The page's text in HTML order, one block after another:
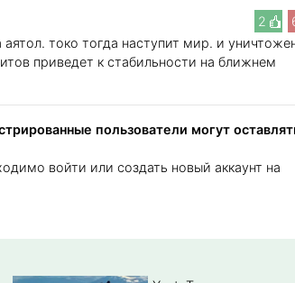
2
токо тогда наступит мир. и
приведет к стабильности на ближнем
пользователи могут
войти или создать новый аккаунт на